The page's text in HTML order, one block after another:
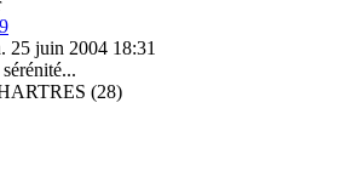
25 juin 2004 18:31
(28)